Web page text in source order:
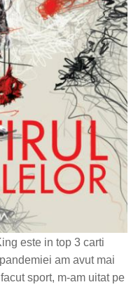
este in top 3 carti
am avut mai
sport, m-am uitat pe